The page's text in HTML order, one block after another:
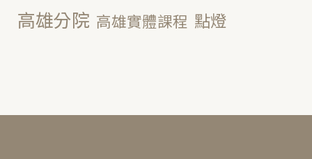
高雄分院 高雄實體課程 點燈